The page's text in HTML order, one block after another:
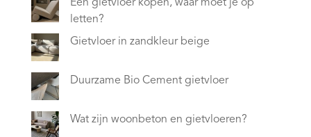
Een gietvloer kopen, waar moet je op
letten?
Gietvloer in zandkleur beige
Duurzame Bio Cement gietvloer
Wat zijn woonbeton en gietvloeren?